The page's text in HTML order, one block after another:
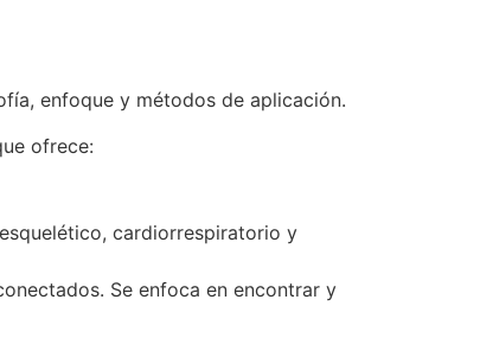
enfoque y métodos de aplicación.
ofrece:
cardiorrespiratorio y
Se enfoca en encontrar y